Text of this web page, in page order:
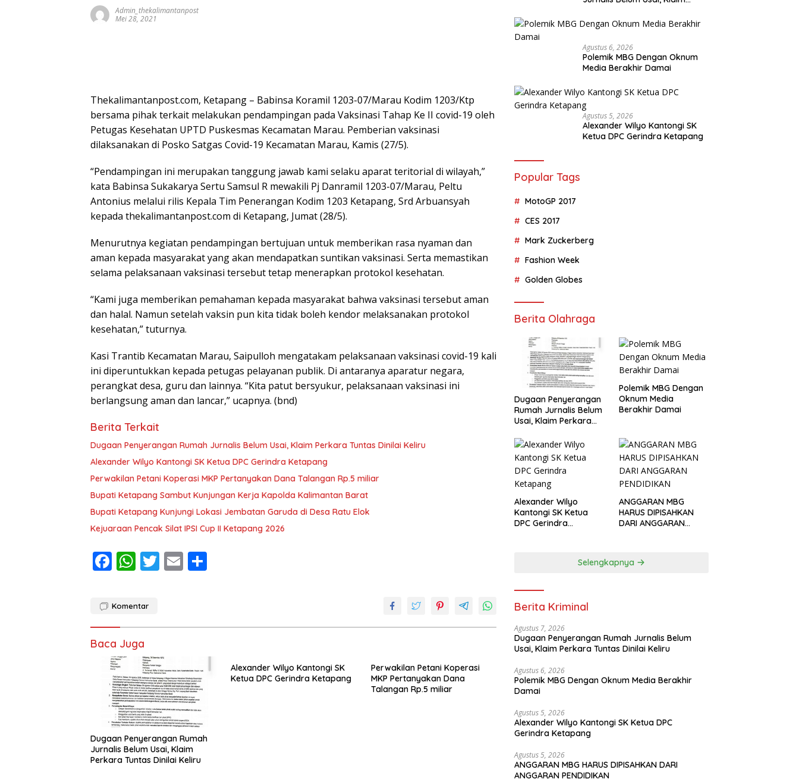
Admin_thekalimantanpost
Mei 28, 2021
Thekalimantanpost.com, Ketapang – Babinsa Koramil 1203-07/Marau Kodim 1203/Ktp
bersama pihak terkait melakukan pendampingan pada Vaksinasi Tahap Ke II covid-19 oleh
Petugas Kesehatan UPTD Puskesmas Kecamatan Marau. Pemberian vaksinasi
dilaksanakan di Posko Satgas Covid-19 Kecamatan Marau, Kamis (27/5).
“Pendampingan ini merupakan tanggung jawab kami selaku aparat teritorial di wilayah,”
kata Babinsa Sukakarya Sertu Samsul R mewakili Pj Danramil 1203-07/Marau, Peltu
Antonius melalui rilis Kepala Tim Penerangan Kodim 1203 Ketapang, Srd Arbuansyah
kepada thekalimantanpost.com di Ketapang, Jumat (28/5).
Menurutnya kegiatan pendampingan bertujuan untuk memberikan rasa nyaman dan
aman kepada masyarakat yang akan mendapatkan suntikan vaksinasi. Serta memastikan
selama pelaksanaan vaksinasi tersebut tetap menerapkan protokol kesehatan.
“Kami juga memberikan pemahaman kepada masyarakat bahwa vaksinasi tersebut aman
dan halal. Namun setelah vaksin pun kita tidak boleh kendor melaksanakan protokol
kesehatan,” tuturnya.
Kasi Trantib Kecamatan Marau, Saipulloh mengatakam pelaksanaan vaksinasi covid-19 kali
ini diperuntukkan kepada petugas pelayanan publik. Di antaranya aparatur negara,
perangkat desa, guru dan lainnya. “Kita patut bersyukur, pelaksanaan vaksinasi ini
berlangsung aman dan lancar,” ucapnya. (bnd)
Berita Terkait
Dugaan Penyerangan Rumah Jurnalis Belum Usai, Klaim Perkara Tuntas Dinilai Keliru
Alexander Wilyo Kantongi SK Ketua DPC Gerindra Ketapang
Perwakilan Petani Koperasi MKP Pertanyakan Dana Talangan Rp.5 miliar
Bupati Ketapang Sambut Kunjungan Kerja Kapolda Kalimantan Barat
Bupati Ketapang Kunjungi Lokasi Jembatan Garuda di Desa Ratu Elok
Kejuaraan Pencak Silat IPSI Cup II Ketapang 2026
F
e
o
o
k
W
at
A
p
p
T E
Komentar
Baca Juga
Dugaan Penyerangan Rumah
Jurnalis Belum Usai, Klaim
Perkara Tuntas Dinilai Keliru
Alexander Wilyo Kantongi SK
Ketua DPC Gerindra Ketapang
Perwakilan Petani Koperasi
MKP Pertanyakan Dana
Talangan Rp.5 miliar
Agustus 6, 2026
Polemik MBG Dengan Oknum
Media Berakhir Damai
Agustus 5, 2026
Alexander Wilyo Kantongi SK
Ketua DPC Gerindra Ketapang
Popular Tags
MotoGP 2017
CES 2017
Mark Zuckerberg
Fashion Week
Golden Globes
Berita Olahraga
Dugaan Penyerangan
Rumah Jurnalis Belum
Usai, Klaim Perkara
Polemik MBG Dengan
Oknum Media
Berakhir Damai
Alexander Wilyo
Kantongi SK Ketua
DPC Gerindra
ANGGARAN MBG
HARUS DIPISAHKAN
DARI ANGGARAN
Selengkapnya
Berita Kriminal
Agustus 7, 2026
Dugaan Penyerangan Rumah Jurnalis Belum
Usai, Klaim Perkara Tuntas Dinilai Keliru
Agustus 6, 2026
Polemik MBG Dengan Oknum Media Berakhir
Damai
Agustus 5, 2026
Alexander Wilyo Kantongi SK Ketua DPC
Gerindra Ketapang
Agustus 5, 2026
ANGGARAN MBG HARUS DIPISAHKAN DARI
ANGGARAN PENDIDIKAN